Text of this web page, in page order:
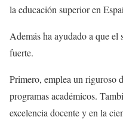
la educación superior en
Además ha ayudado a que el
fuerte.
Primero, emplea un riguroso
programas académicos.
excelencia docente y en la